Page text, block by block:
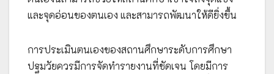
และจุดอ่อนของตนเอง และสามารถพัฒนาให้ดียิ่งขึ้น
การประเมินตนเองของสถานศึกษาระดับการศึกษา
ปฐมวัยควรมีการจัดทำรายงานที่ชัดเจน โดยมีการ